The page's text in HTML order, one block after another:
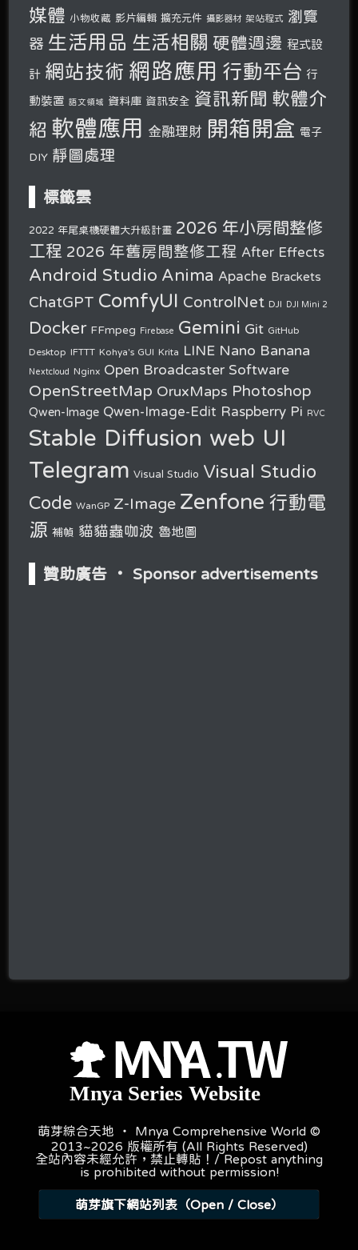
媒體 小物收藏 影片編輯 擴充元件 攝影器材 架站程式
瀏覽
器 生活用品 生活相關 硬體週邊 程式設
計 網站技術 網路應用 行動平台 行
動裝置 語文領域 資料庫 資訊安全 資訊新聞 軟體介
紹 軟體應用 金融理財 開箱開盒 電子
DIY 靜圖處理
標籤雲
2022 年尾桌機硬體大升級計畫 2026 年小房間整修
工程 2026 年舊房間整修工程 After Effects
Android Studio Anima Apache Brackets
ChatGPT ComfyUI ControlNet DJI DJI Mini 2
Docker FFmpeg Firebase Gemini Git GitHub
Desktop IFTTT Kohya's GUI Krita LINE Nano Banana
Nextcloud Nginx Open Broadcaster Software
OpenStreetMap OruxMaps Photoshop
Qwen-Image Qwen-Image-Edit Raspberry Pi RVC
Stable Diffusion web UI
Telegram Visual Studio Visual Studio
Code WanGP Z-Image Zenfone 行動電
源 補幀 貓貓蟲咖波 魯地圖
贊助廣告 ‧ Sponsor advertisements
萌芽綜合天地 ‧ Mnya Comprehensive World ©
2013~2026 版權所有 (All Rights Reserved)
全站內容未經允許，禁止轉貼！/ Repost anything
is prohibited without permission!
萌芽旗下網站列表（Open / Close）